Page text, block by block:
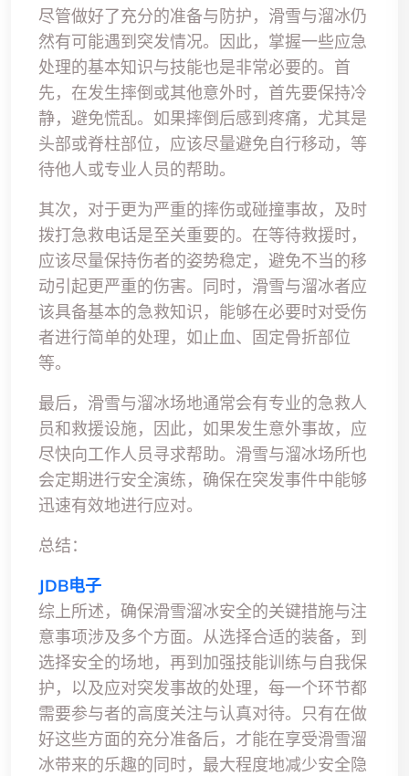
尽管做好了充分的准备与防护，滑雪与溜冰仍
然有可能遇到突发情况。因此，掌握一些应急
处理的基本知识与技能也是非常必要的。首
先，在发生摔倒或其他意外时，首先要保持冷
静，避免慌乱。如果摔倒后感到疼痛，尤其是
头部或脊柱部位，应该尽量避免自行移动，等
待他人或专业人员的帮助。
其次，对于更为严重的摔伤或碰撞事故，及时
拨打急救电话是至关重要的。在等待救援时，
应该尽量保持伤者的姿势稳定，避免不当的移
动引起更严重的伤害。同时，滑雪与溜冰者应
该具备基本的急救知识，能够在必要时对受伤
者进行简单的处理，如止血、固定骨折部位
等。
最后，滑雪与溜冰场地通常会有专业的急救人
员和救援设施，因此，如果发生意外事故，应
尽快向工作人员寻求帮助。滑雪与溜冰场所也
会定期进行安全演练，确保在突发事件中能够
迅速有效地进行应对。
总结：
JDB电子
综上所述，确保滑雪溜冰安全的关键措施与注
意事项涉及多个方面。从选择合适的装备，到
选择安全的场地，再到加强技能训练与自我保
护，以及应对突发事故的处理，每一个环节都
需要参与者的高度关注与认真对待。只有在做
好这些方面的充分准备后，才能在享受滑雪溜
冰带来的乐趣的同时，最大程度地减少安全隐